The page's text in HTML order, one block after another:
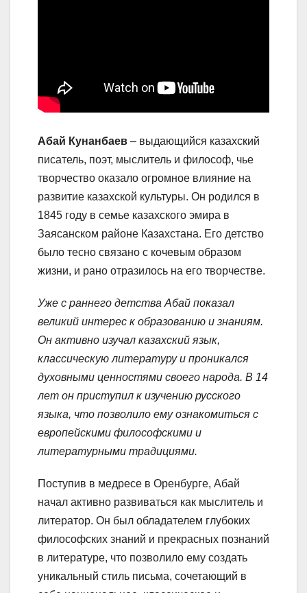
Абай Кунанбаев – выдающийся казахский
писатель, поэт, мыслитель и философ, чье
творчество оказало огромное влияние на
развитие казахской культуры. Он родился в
1845 году в семье казахского эмира в
Заясанском районе Казахстана. Его детство
было тесно связано с кочевым образом
жизни, и рано отразилось на его творчестве.
Уже с раннего детства Абай показал
великий интерес к образованию и знаниям.
Он активно изучал казахский язык,
классическую литературу и проникался
духовными ценностями своего народа. В 14
лет он приступил к изучению русского
языка, что позволило ему ознакомиться с
европейскими философскими и
литературными традициями.
Поступив в медресе в Оренбурге, Абай
начал активно развиваться как мыслитель и
литератор. Он был обладателем глубоких
философских знаний и прекрасных познаний
в литературе, что позволило ему создать
уникальный стиль письма, сочетающий в